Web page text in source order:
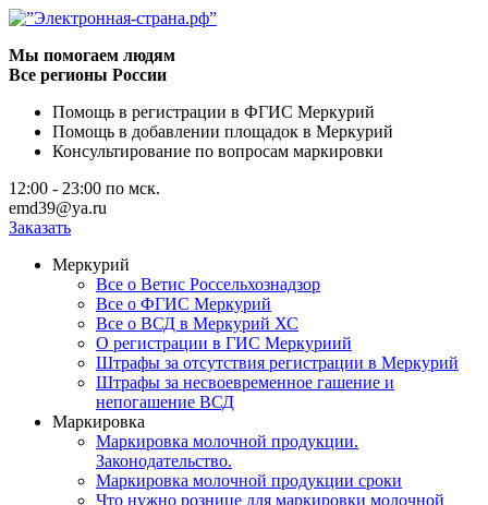
Мы помогаем людям
Все регионы России
Помощь в регистрации в ФГИС Меркурий
Помощь в добавлении площадок в Меркурий
Консультирование по вопросам маркировки
12:00 - 23:00 по мск.
emd39@ya.ru
Заказать
Меркурий
Все о Ветис Россельхознадзор
Все о ФГИС Меркурий
Все о ВСД в Меркурий ХС
О регистрации в ГИС Меркуриий
Штрафы за отсутствия регистрации в Меркурий
Штрафы за несвоевременное гашение и
непогашение ВСД
Маркировка
Маркировка молочной продукции.
Законодательство.
Маркировка молочной продукции сроки
Что нужно рознице для маркировки молочной